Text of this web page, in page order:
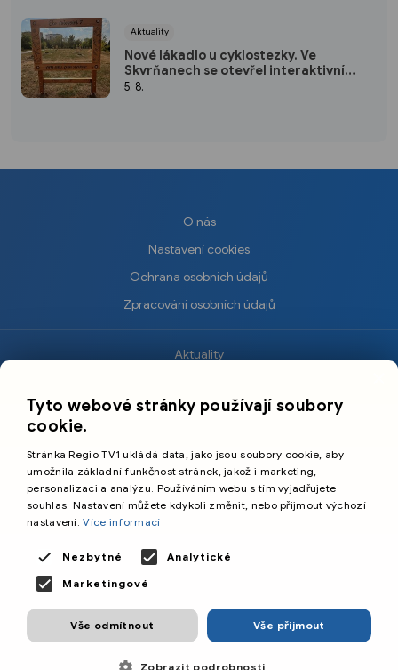
Aktuality
Nové lákadlo u cyklostezky. Ve
Skvrňanech se otevřel interaktivní
Ekopark
5. 8.
O nás
Nastavení cookies
Ochrana osobních údajů
Zpracování osobních údajů
Aktuality
Sport
Cestování
©️
Primetime Media s.r.o.
Tyto webové stránky používají soubory
cookie.
Stránka Regio TV1 ukládá data, jako jsou soubory cookie, aby
umožnila základní funkčnost stránek, jakož i marketing,
personalizaci a analýzu. Používáním webu s tím vyjadřujete
souhlas. Nastavení můžete kdykoli změnit, nebo přijmout výchozí
nastavení.Více informací
Nezbytné
Analytické
Marketingové
Vše přijmout
Vše odmítnout
Zobrazit podrobnosti